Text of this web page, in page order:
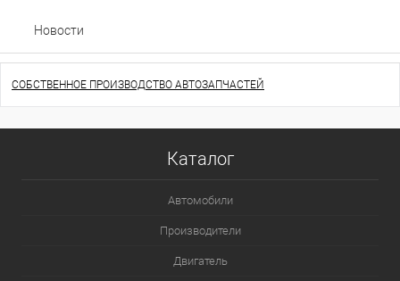
Новости
СОБСТВЕННОЕ ПРОИЗВОДСТВО АВТОЗАПЧАСТЕЙ
Каталог
Автомобили
Производители
Двигатель